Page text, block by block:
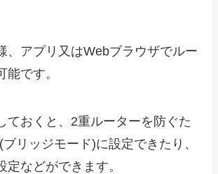
、アプリ又はWebブラウザでルー
能です。
ておくと、2重ルーターを防ぐた
リッジモード)に設定できたり、
定などができます。